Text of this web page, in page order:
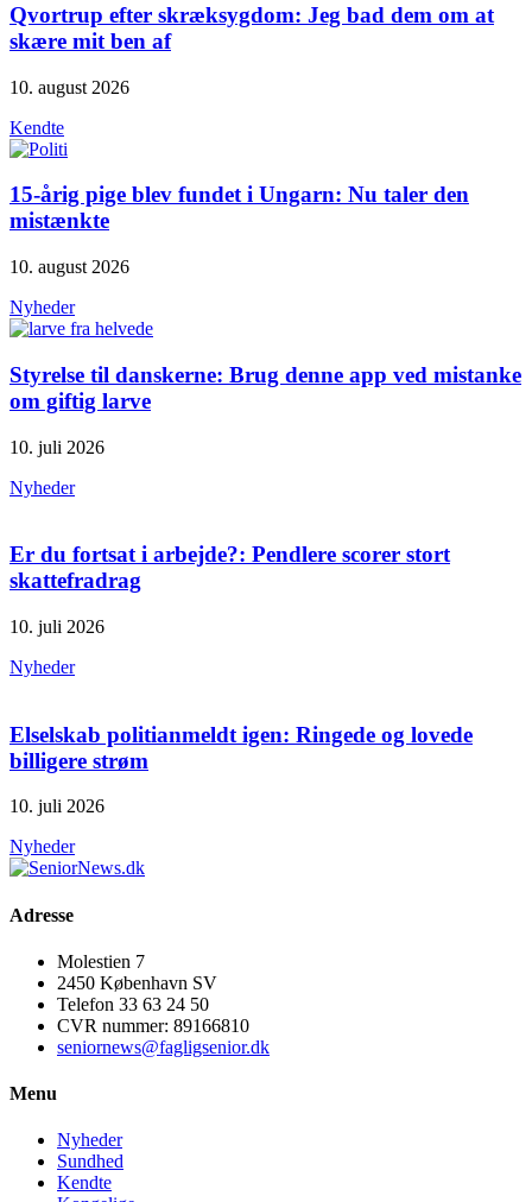
Qvortrup efter skræksygdom: Jeg bad dem om at
skære mit ben af
10. august 2026
Kendte
15-årig pige blev fundet i Ungarn: Nu taler den
mistænkte
10. august 2026
Nyheder
Styrelse til danskerne: Brug denne app ved mistanke
om giftig larve
10. juli 2026
Nyheder
Er du fortsat i arbejde?: Pendlere scorer stort
skattefradrag
10. juli 2026
Nyheder
Elselskab politianmeldt igen: Ringede og lovede
billigere strøm
10. juli 2026
Nyheder
Adresse
Molestien 7
2450 København SV
Telefon 33 63 24 50
CVR nummer: 89166810
seniornews@fagligsenior.dk
Menu
Nyheder
Sundhed
Kendte